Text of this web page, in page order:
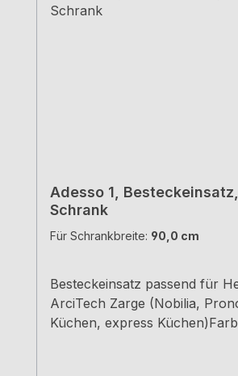
Adesso 1,
Schrank
Für Schrankbreite: 90,0 cm
Besteckeinsatz passend für
ArciTech Zarge (Nobilia,
Küchen, express